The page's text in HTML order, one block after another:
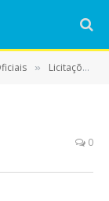
» Licitações
0